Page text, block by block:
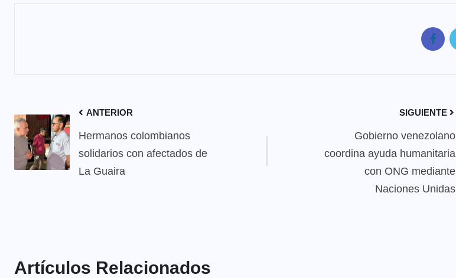
ANTERIOR
Hermanos colombianos
solidarios con afectados de
La Guaira
SIGUIENTE
Gobierno venezolano
coordina ayuda humanitaria
con ONG mediante
Naciones Unidas
Artículos Relacionados